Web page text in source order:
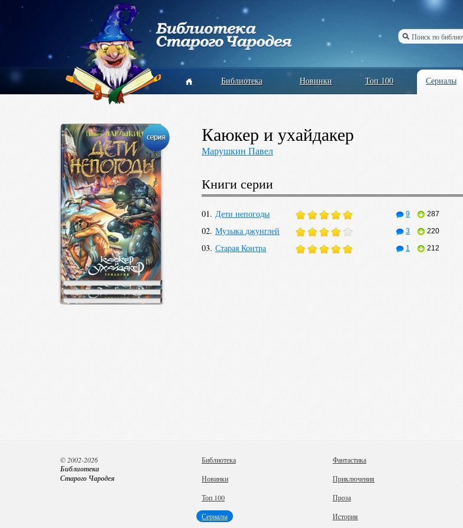
Библиотека Новинки Топ 100 Сериалы
Каюкер и ухайдакер
Марушкин Павел
Книги серии
01. Дети непогоды 9 287
02. Музыка джунглей 3 220
03. Старая Контра 1 212
Библиотека
Новинки
Топ 100
Сериалы
Фантастика
Приключения
Проза
История
© 2002-2026
Библиотека
Старого Чародея